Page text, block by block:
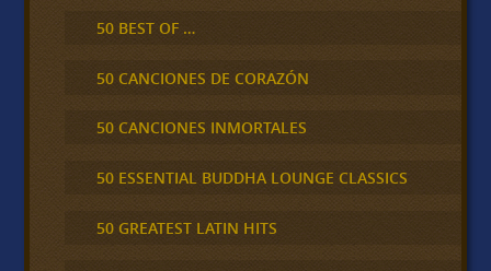
50 BEST OF …
50 CANCIONES DE CORAZÓN
50 CANCIONES INMORTALES
50 ESSENTIAL BUDDHA LOUNGE CLASSICS
50 GREATEST LATIN HITS